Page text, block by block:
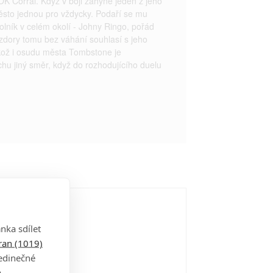
jednou pro vždycky. Podaří se mu
v celém okolí - Johny Ringo, pořád
tomu bez váhání souhlasí s jeho
i osudu města Tombstone je
jiný směr, když do rozhodujícího duelu
sdílet
(1019)